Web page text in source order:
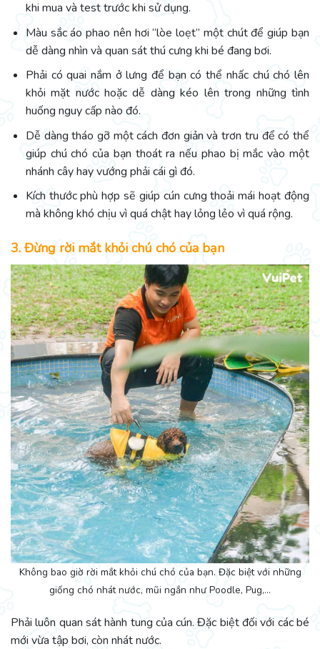
khi mua và test trước khi sử dụng.
Màu sắc áo phao nên hơi “lòe loẹt” một chút để giúp bạn
dễ dàng nhìn và quan sát thú cưng khi bé đang bơi.
Phải có quai nắm ở lưng để bạn có thể nhấc chú chó lên
khỏi mặt nước hoặc dễ dàng kéo lên trong những tình
huống nguy cấp nào đó.
Dễ dàng tháo gỡ một cách đơn giản và trơn tru để có thể
giúp chú chó của bạn thoát ra nếu phao bị mắc vào một
nhánh cây hay vướng phải cái gì đó.
Kích thước phù hợp sẽ giúp cún cưng thoải mái hoạt động
mà không khó chịu vì quá chật hay lỏng lẻo vì quá rộng.
3. Đừng rời mắt khỏi chú chó của bạn
Không bao giờ rời mắt khỏi chú chó của bạn. Đặc biệt với những
giống chó nhát nước, mũi ngắn như Poodle, Pug,…
Phải luôn quan sát hành tung của cún. Đặc biệt đối với các bé
mới vừa tập bơi, còn nhát nước.